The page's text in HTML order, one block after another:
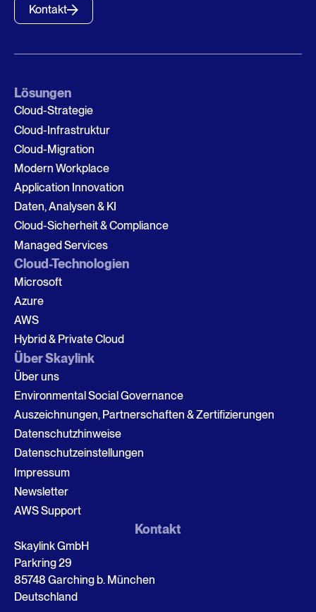
Kontakt
Lösungen
Cloud-Strategie
Cloud-Infrastruktur
Cloud-Migration
Modern Workplace
Application Innovation
Daten, Analysen & KI
Cloud-Sicherheit & Compliance
Managed Services
Cloud-Technologien
Microsoft
Azure
AWS
Hybrid & Private Cloud
Über Skaylink
Über uns
Environmental Social Governance
Auszeichnungen, Partnerschaften & Zertifizierungen
Datenschutzhinweise
Datenschutzeinstellungen
Impressum
Newsletter
AWS Support
Kontakt
Skaylink GmbH
Parkring 29
85748 Garching b. München
Deutschland